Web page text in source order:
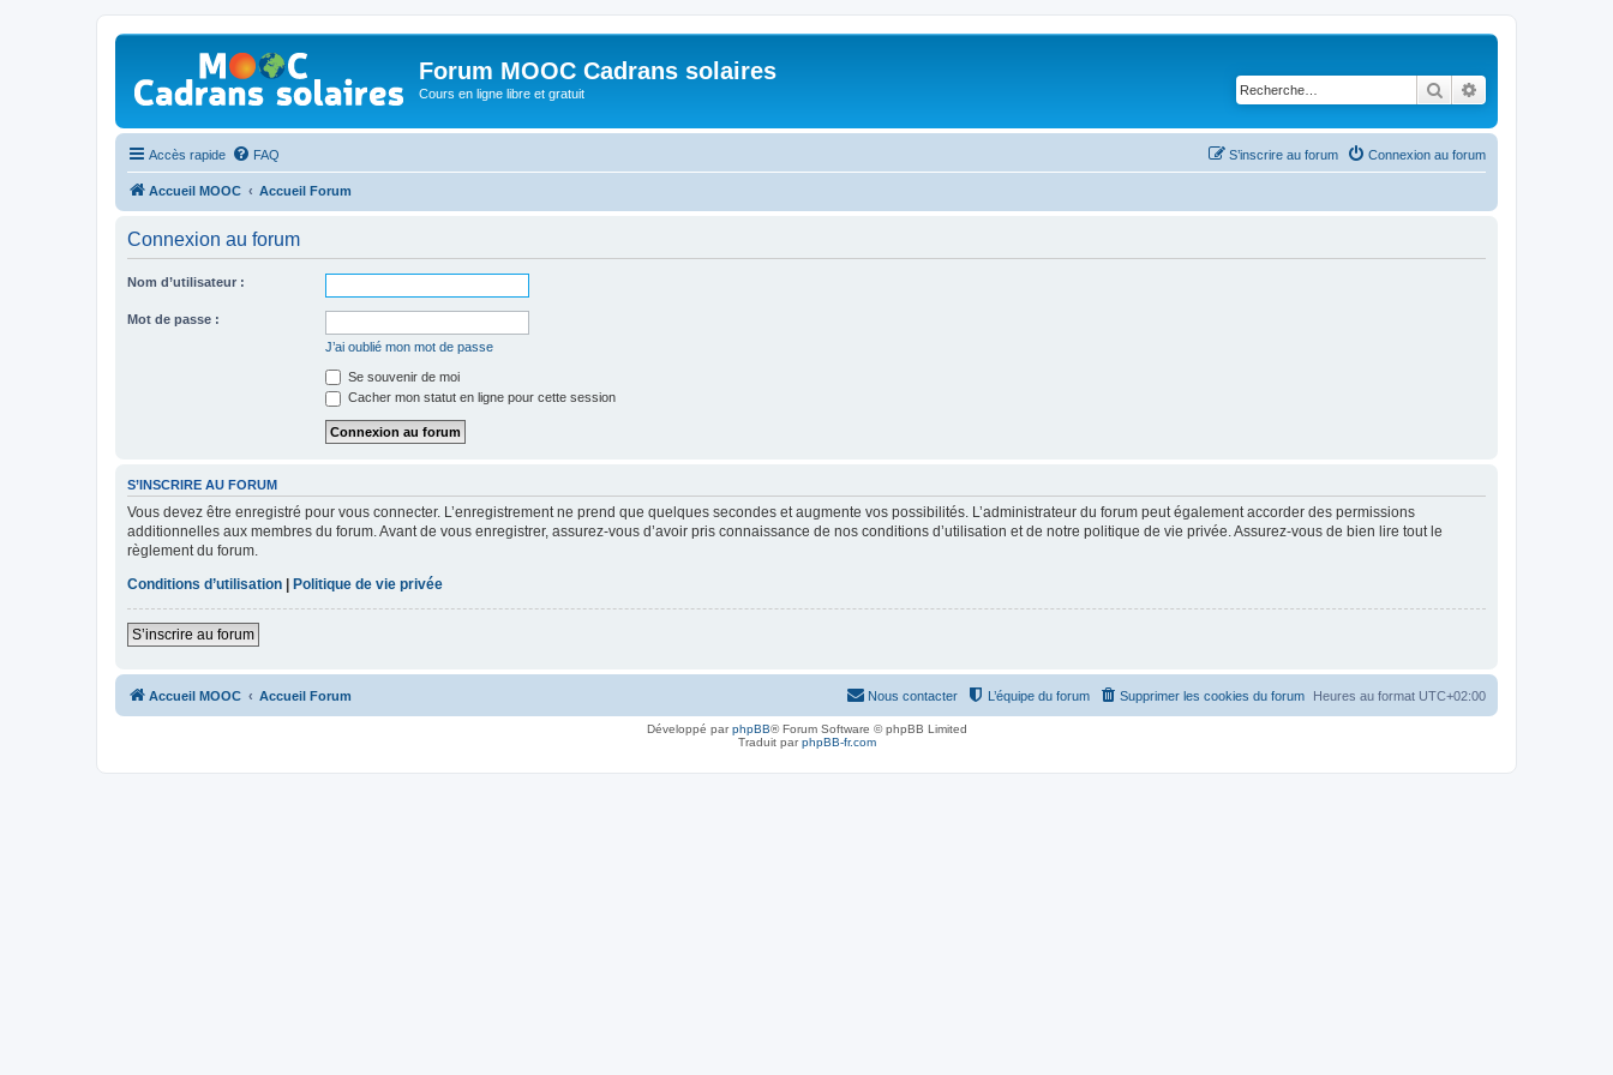
Forum MOOC Cadrans solaires
Cours en ligne libre et gratuit Rechercher
Accès rapide FAQ Connexion au forum
S’inscrire au forum
Accueil MOOC Accueil Forum
Connexion au forum
Nom d’utilisateur :
Mot de passe :
J’ai oublié mon mot de passe
Se souvenir de moi
Cacher mon statut en ligne pour cette session
S’INSCRIRE AU FORUM
Vous devez être enregistré pour vous connecter. L’enregistrement ne prend que quelques secondes et augmente vos possibilités. L’administrateur du forum peut également accorder des permissions
additionnelles aux membres du forum. Avant de vous enregistrer, assurez-vous d’avoir pris connaissance de nos conditions d’utilisation et de notre politique de vie privée. Assurez-vous de bien lire tout le
règlement du forum.
Conditions d’utilisation
Politique de vie privée
S’inscrire au forum
Accueil MOOC Accueil Forum Heures au format UTC+02:00
Supprimer les cookies du forum
L’équipe du forum
Nous contacter
Développé parphpBB® Forum Software © phpBB Limited
Traduit parphpBB-fr.com